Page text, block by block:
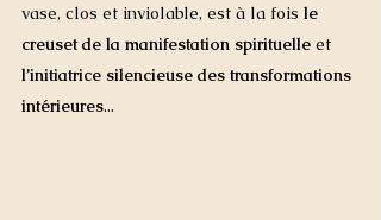
vase, clos et inviolable, est à la fois le
creuset de la manifestation spirituelle et
l’initiatrice silencieuse des transformations
intérieures...